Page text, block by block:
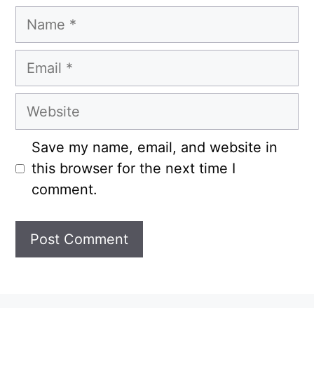
Name
Email
Website
Save my name, email, and website in
this browser for the next time I
comment.